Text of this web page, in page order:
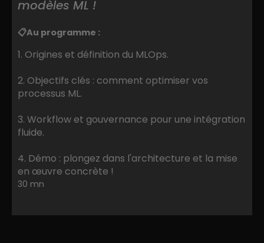
modèles ML !
📋Au programme :
1. Origines et définition du MLOps.
2. Objectifs clés : comment optimiser vos
processus ML.
3. Workflow et gouvernance pour une intégration
fluide.
4. Démo : plongez dans l'architecture et la mise
en œuvre concrète !
30 mn